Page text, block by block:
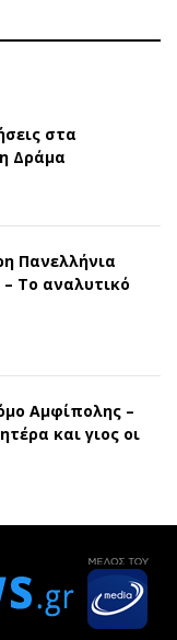
στα
Δράμα
Πανελλήνια
Το αναλυτικό
Αμφίπολης –
και γιος οι